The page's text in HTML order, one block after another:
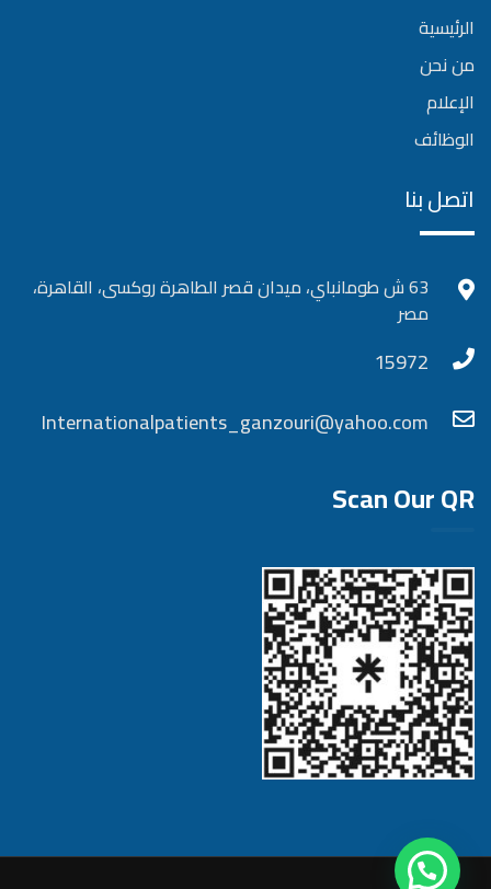
الرئيسية
من نحن
الإعلام
الوظائف
اتصل بنا
63 ش طومانباي، ميدان قصر الطاهرة روكسى، القاهرة،
مصر
15972
Internationalpatients_ganzouri@yahoo.com
Scan Our QR